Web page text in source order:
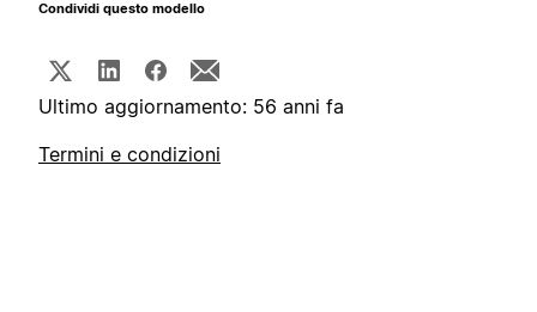
Condividi questo modello
Ultimo aggiornamento: 56 anni fa
Termini e condizioni